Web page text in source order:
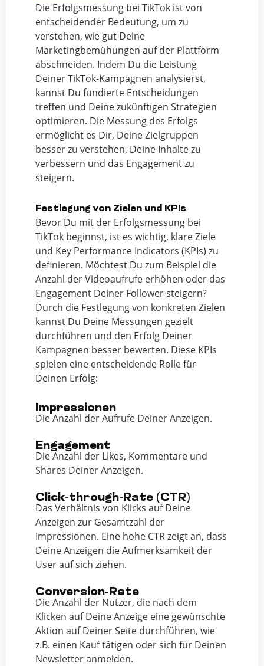
Die Erfolgsmessung bei TikTok ist von
entscheidender Bedeutung, um zu
verstehen, wie gut Deine
Marketingbemühungen auf der Plattform
abschneiden. Indem Du die Leistung
Deiner TikTok-Kampagnen analysierst,
kannst Du fundierte Entscheidungen
treffen und Deine zukünftigen Strategien
optimieren. Die Messung des Erfolgs
ermöglicht es Dir, Deine Zielgruppen
besser zu verstehen, Deine Inhalte zu
verbessern und das Engagement zu
steigern.
Festlegung von Zielen und KPIs
Bevor Du mit der Erfolgsmessung bei
TikTok beginnst, ist es wichtig, klare Ziele
und Key Performance Indicators (KPIs) zu
definieren. Möchtest Du zum Beispiel die
Anzahl der Videoaufrufe erhöhen oder das
Engagement Deiner Follower steigern?
Durch die Festlegung von konkreten Zielen
kannst Du Deine Messungen gezielt
durchführen und den Erfolg Deiner
Kampagnen besser bewerten. Diese KPIs
spielen eine entscheidende Rolle für
Deinen Erfolg:
Impressionen
Die Anzahl der Aufrufe Deiner Anzeigen.
Engagement
Die Anzahl der Likes, Kommentare und
Shares Deiner Anzeigen.
Click-through-Rate (CTR)
Das Verhältnis von Klicks auf Deine
Anzeigen zur Gesamtzahl der
Impressionen. Eine hohe CTR zeigt an, dass
Deine Anzeigen die Aufmerksamkeit der
User auf sich ziehen.
Conversion-Rate
Die Anzahl der Nutzer, die nach dem
Klicken auf Deine Anzeige eine gewünschte
Aktion auf Deiner Seite durchführen, wie
z.B. einen Kauf tätigen oder sich für Deinen
Newsletter anmelden.